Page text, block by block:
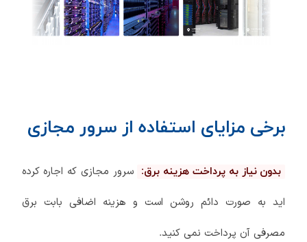
برخی مزایای استفاده از سرور مجازی
بدون نیاز به پرداخت هزینه برق:
سرور مجازی که اجاره کرده
اید به صورت دائم روشن است و هزینه اضافی بابت برق
مصرفی آن پرداخت نمی کنید.